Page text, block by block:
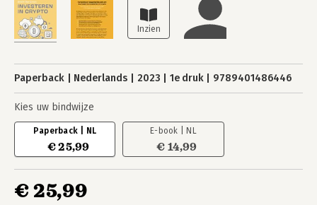
Paperback Nederlands 2023 1e druk 9789401486446
Kies uw bindwijze
Paperback | NL
€ 25,99
E-book | NL
€ 14,99
€ 25,99